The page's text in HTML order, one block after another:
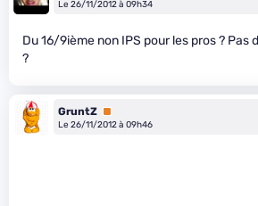
Le 26/11/2012 à 09h34
Du 16/9ième non IPS pour les pros ?
?
GruntZ Premium
Le 26/11/2012 à 09h46